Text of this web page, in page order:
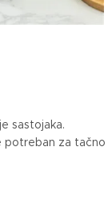
sastojaka.
potreban za tačno